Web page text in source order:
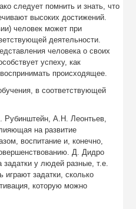
следует помнить и знать, что
высоких достижений.
человек может при
деятельности.
человека о своих
успеху, как
происходящее.
в соответствующей
Рубинштейн, А.Н. Леонтьев,
на развитие
воспитание и, конечно,
Д. Дидро
у людей разные, т.е.
задатки, сколько
которую можно